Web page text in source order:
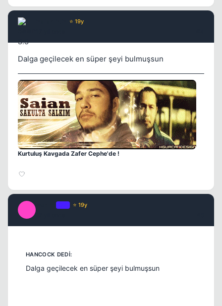
⭐ 19y
Dalga geçilecek en süper şeyi bulmuşsun
Kurtuluş Kavgada Zafer Cephe'de !
⭐ 19y
Dalga geçilecek en süper şeyi bulmuşsun
Kapat